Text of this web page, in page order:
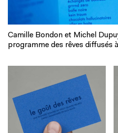
Camille Bondon et Michel
programme des rêves diffusés